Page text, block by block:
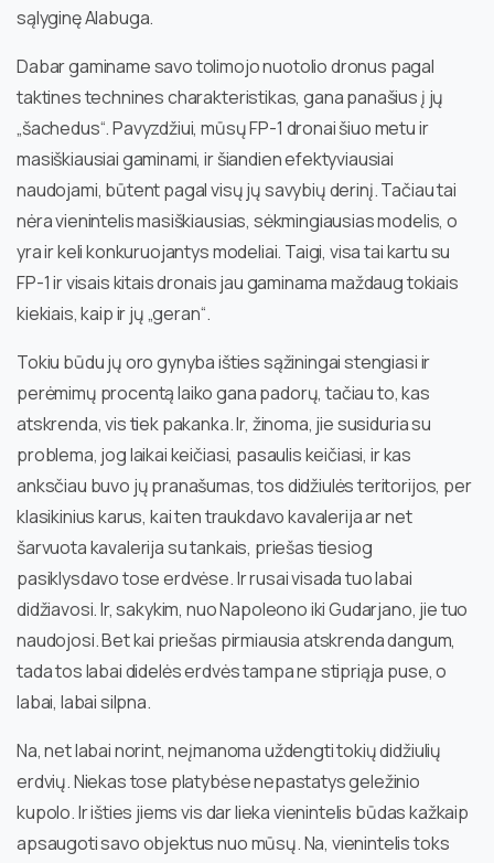
sąlyginę Alabuga.
Dabar gaminame savo tolimojo nuotolio dronus pagal
taktines technines charakteristikas, gana panašius į jų
„šachedus“. Pavyzdžiui, mūsų FP-1 dronai šiuo metu ir
masiškiausiai gaminami, ir šiandien efektyviausiai
naudojami, būtent pagal visų jų savybių derinį. Tačiau tai
nėra vienintelis masiškiausias, sėkmingiausias modelis, o
yra ir keli konkuruojantys modeliai. Taigi, visa tai kartu su
FP-1 ir visais kitais dronais jau gaminama maždaug tokiais
kiekiais, kaip ir jų „geran“.
Tokiu būdu jų oro gynyba išties sąžiningai stengiasi ir
perėmimų procentą laiko gana padorų, tačiau to, kas
atskrenda, vis tiek pakanka. Ir, žinoma, jie susiduria su
problema, jog laikai keičiasi, pasaulis keičiasi, ir kas
anksčiau buvo jų pranašumas, tos didžiulės teritorijos, per
klasikinius karus, kai ten traukdavo kavalerija ar net
šarvuota kavalerija su tankais, priešas tiesiog
pasiklysdavo tose erdvėse. Ir rusai visada tuo labai
didžiavosi. Ir, sakykim, nuo Napoleono iki Gudarjano, jie tuo
naudojosi. Bet kai priešas pirmiausia atskrenda dangum,
tada tos labai didelės erdvės tampa ne stipriąja puse, o
labai, labai silpna.
Na, net labai norint, neįmanoma uždengti tokių didžiulių
erdvių. Niekas tose platybėse nepastatys geležinio
kupolo. Ir išties jiems vis dar lieka vienintelis būdas kažkaip
apsaugoti savo objektus nuo mūsų. Na, vienintelis toks